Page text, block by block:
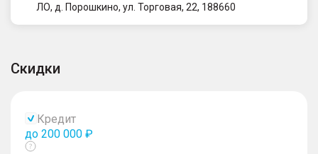
ЛО, д. Порошкино, ул. Торговая, 22, 188660
Скидки
Кредит
до 200 000 ₽
Показать